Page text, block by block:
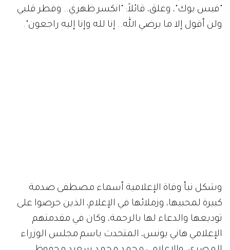
"فيس بوك"، وعلق، قائلاً: "انكسر ظهري.. وفطر قلبي
ولن أقول إلا ما يرضي الله.. إنا لله وإنا إليه راجعون".
وشكل نبأ وفاة الإعلامية أسماء مصطفى صدمة
كبيرة لمحبيها، وزملائها في الإعلام، الذين حرصوا على
توديعها والدعاء لها بالرحمة، وكان في مقدمتهم
الإعلامي هاني يونس، المتحدث باسم مجلس الوزراء